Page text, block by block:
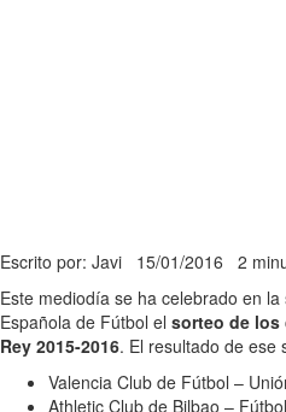
Escrito por: Javi 15/01/2016 2
Este mediodía se ha celebrado en
Española de Fútbol el sorteo de los
Rey 2015-2016. El resultado de ese
Valencia Club de Fútbol –
Athletic Club de Bilbao –